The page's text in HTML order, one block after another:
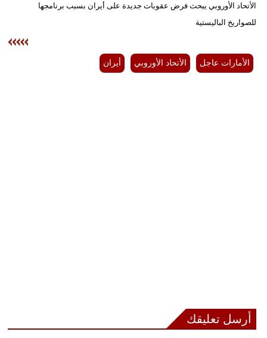
إسلامية
علوم
الأتحاد الأوروبي يبحث فرض عقوبات جديدة على أيران بسبب برنامجها
للصواريخ الباليستية
الأمارات عاجل الأتحاد الأوروبي أيران
أرسل تعليقك